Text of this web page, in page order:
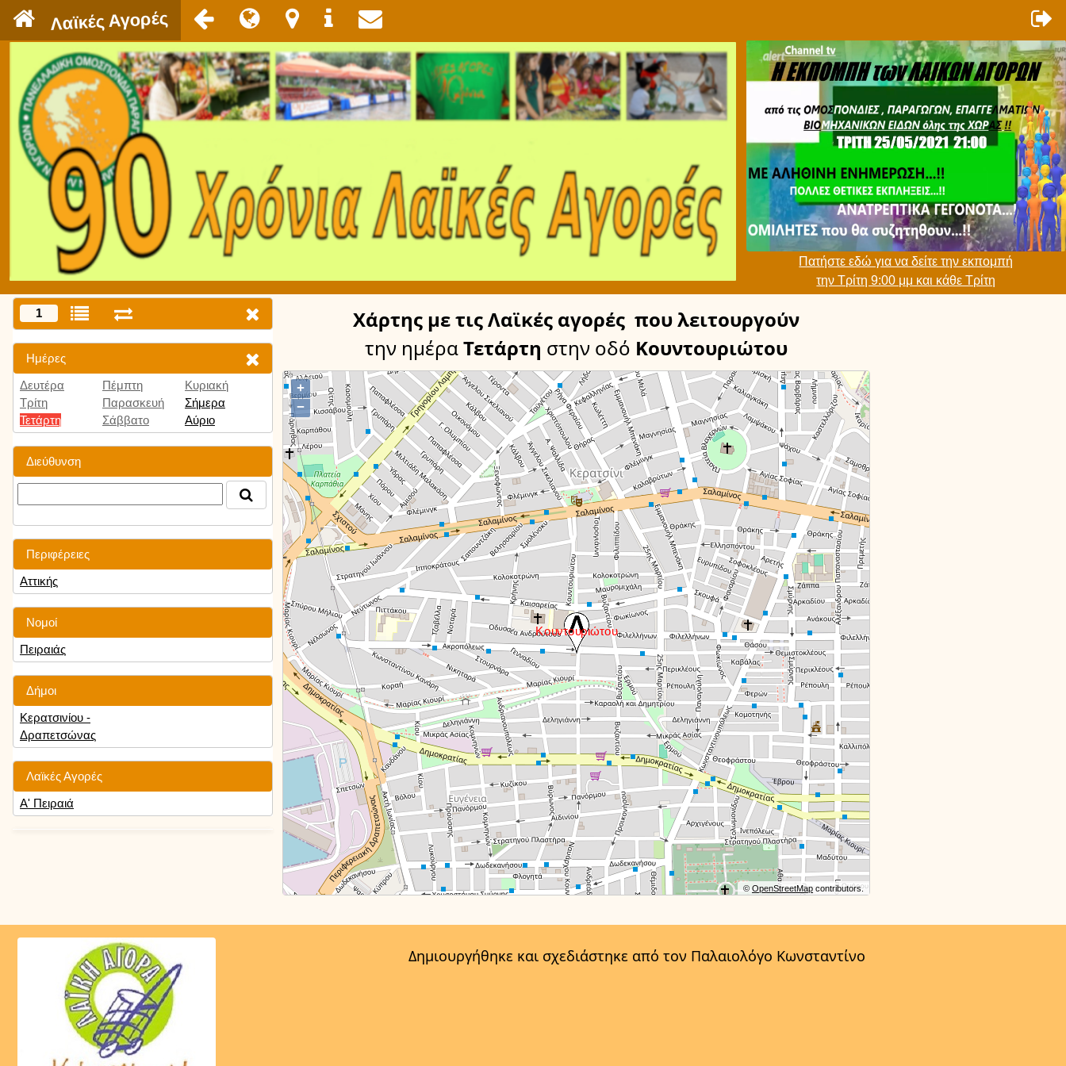
Λαϊκές Αγορές
Πατήστε εδώ για να δείτε την εκπομπή
την Τρίτη 9:00 μμ και κάθε Τρίτη
1
Ημέρες
Δευτέρα
Τρίτη
Τετάρτη
Πέμπτη
Παρασκευή
Σάββατο
Κυριακή
Σήμερα
Αύριο
Διεύθυνση
Περιφέρειες
Αττικής
Νομοί
Πειραιάς
Δήμοι
Κερατσινίου -
Δραπετσώνας
Λαϊκές Αγορές
Α' Πειραιά
Χάρτης με τις Λαϊκές αγορές που λειτουργούν
την ημέραΤετάρτη στην οδό Κουντουριώτου
+
−
©OpenStreetMap contributors.
Δημιουργήθηκε και σχεδιάστηκε από τον Παλαιολόγο Κωνσταντίνο